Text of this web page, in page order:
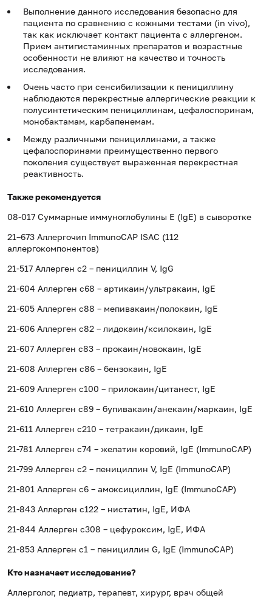
Выполнение данного исследования безопасно для
пациента по сравнению с кожными тестами (in vivo),
так как исключает контакт пациента с аллергеном.
Прием антигистаминных препаратов и возрастные
особенности не влияют на качество и точность
исследования.
Очень часто при сенсибилизации к пенициллину
наблюдаются перекрестные аллергические реакции к
полусинтетическим пенициллинам, цефалоспоринам,
монобактамам, карбапенемам.
Между различными пенициллинами, а также
цефалоспоринами преимущественно первого
поколения существует выраженная перекрестная
реактивность.
Также рекомендуется
08-017 Суммарные иммуноглобулины E (IgE) в сыворотке
21–673 Аллергочип ImmunoCAP ISAC (112
аллергокомпонентов)
21-517 Аллерген c2 – пенициллин V, IgG
21-604 Аллерген c68 – артикаин/ультракаин, IgE
21-605 Аллерген c88 – мепивакаин/полокаин, IgE
21-606 Аллерген c82 – лидокаин/ксилокаин, IgE
21-607 Аллерген c83 – прокаин/новокаин, IgE
21-608 Аллерген c86 – бензокаин, IgE
21-609 Аллерген c100 – прилокаин/цитанест, IgE
21-610 Аллерген c89 – бупивакаин/анекаин/маркаин, IgE
21-611 Аллерген c210 – тетракаин/дикаин, IgE
21-781 Аллерген c74 – желатин коровий, IgE (ImmunoCAP)
21-799 Аллерген c2 – пенициллин V, IgE (ImmunoCAP)
21-801 Аллерген c6 – амоксициллин, IgE (ImmunoCAP)
21-843 Аллерген c122 – нистатин, IgE, ИФА
21-844 Аллерген c308 – цефуроксим, IgE, ИФА
21-853 Аллерген c1 – пенициллин G, IgE (ImmunoCAP)
Кто назначает исследование?
Аллерголог, педиатр, терапевт, хирург, врач общей